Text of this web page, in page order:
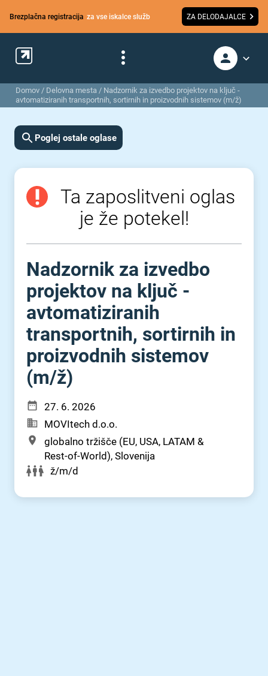
Brezplačna registracija za vse iskalce služb ZA DELODAJALCE
Domov / Delovna mesta / Nadzornik za izvedbo projektov na ključ -
avtomatiziranih transportnih, sortirnih in proizvodnih sistemov (m/ž)
Poglej ostale oglase
Ta zaposlitveni oglas
je že potekel!
Nadzornik za izvedbo
projektov na ključ -
avtomatiziranih
transportnih, sortirnih in
proizvodnih sistemov
(m⁠/⁠ž)
27. 6. 2026
MOVItech d.o.o.
globalno tržišče (EU, USA, LATAM &
Rest-of-World), Slovenija
ž/m/d